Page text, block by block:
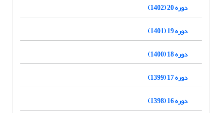
دوره 20 (1402)
دوره 19 (1401)
دوره 18 (1400)
دوره 17 (1399)
دوره 16 (1398)